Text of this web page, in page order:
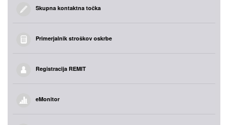
Skupna kontaktna točka
Primerjalnik stroškov oskrbe
Registracija REMIT
eMonitor